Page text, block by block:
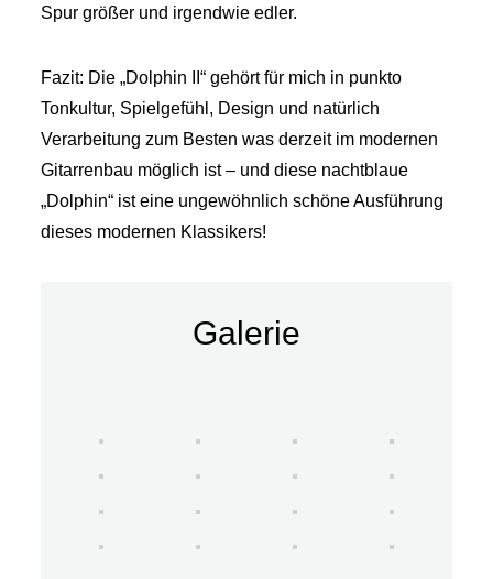
Spur größer und irgendwie edler.
Fazit: Die „Dolphin II“ gehört für mich in punkto
Tonkultur, Spielgefühl, Design und natürlich
Verarbeitung zum Besten was derzeit im modernen
Gitarrenbau möglich ist – und diese nachtblaue
„Dolphin“ ist eine ungewöhnlich schöne Ausführung
dieses modernen Klassikers!
Galerie